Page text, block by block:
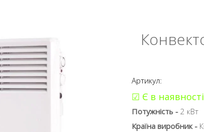
Артикул:
☑ Є в наявності
Потужність - 2 кВт
Країна виробник -